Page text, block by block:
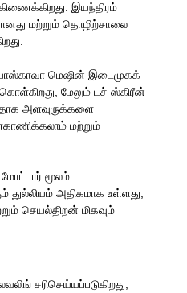
இயந்திரம்
மற்றும் தொழிற்சாலை
மெஷின் இடைமுகக்
மேலும் டச் ஸ்கிரீன்
அளவுருக்களை
மற்றும்
மூலம்
துல்லியம் அதிகமாக உள்ளது,
செயல்திறன் மிகவும்
சரிசெய்யப்படுகிறது,